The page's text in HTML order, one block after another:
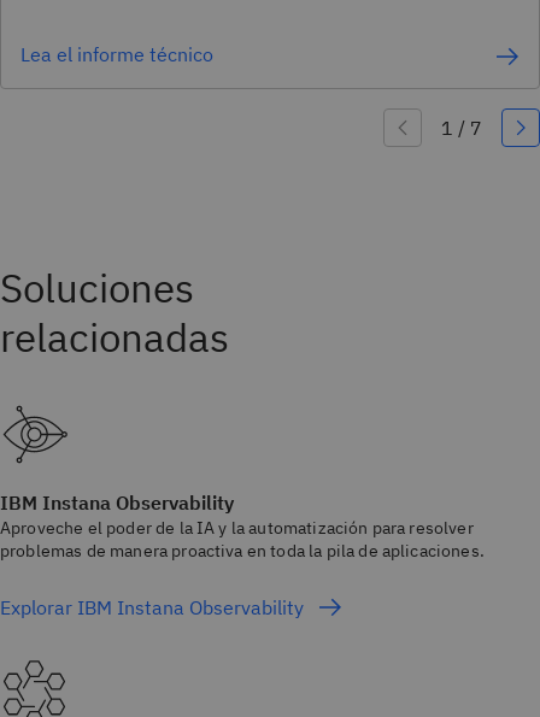
Lea el informe técnico
IBM Instana Observability
Aproveche el poder de la IA y la automatización para resolver
problemas de manera proactiva en toda la pila de aplicaciones.
Explorar IBM Instana Observability